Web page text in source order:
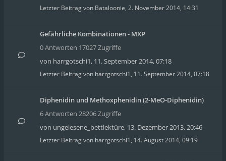
Letzter Beitrag von Bataloonie, 2. November 2014, 14:31
Gefährliche Kombinationen - MXP
0 Antworten 17027 Zugriffe
von harrgotschi1, 11. September 2014, 07:18
Letzter Beitrag von harrgotschi1, 11. September 2014, 07:18
Diphenidin und Methoxphenidin (2-MeO-Diphenidin)
6 Antworten 28206 Zugriffe
von ungelesene_bettlektüre, 13. Dezember 2013, 20:46
Letzter Beitrag von harrgotschi1, 14. August 2014, 09:19